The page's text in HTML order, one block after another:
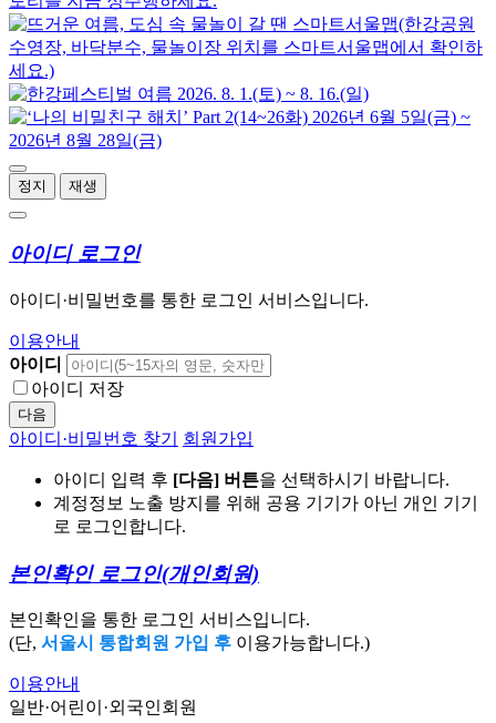
정지 재생
아이디 로그인
아이디·비밀번호를 통한 로그인 서비스입니다.
이용안내
아이디
아이디 저장
다음
아이디·비밀번호 찾기 회원가입
아이디 입력 후 [다음] 버튼을 선택하시기 바랍니다.
계정정보 노출 방지를 위해 공용 기기가 아닌 개인 기기
로 로그인합니다.
본인확인 로그인(개인회원)
본인확인을 통한 로그인 서비스입니다.
(단, 서울시 통합회원 가입 후 이용가능합니다.)
이용안내
일반·어린이·외국인회원